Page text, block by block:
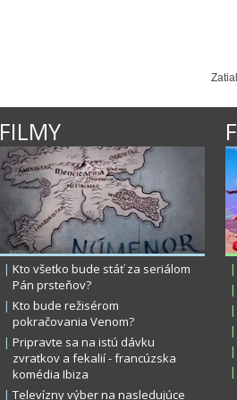
FILMY
| Kto všetko bude stáť za seriálom
Pán prsteňov?
| Kto bude režisérom
pokračovania Venom?
| Pripravte sa na istú dávku
zvratkov a fekalií - francúzska
komédia Ibiza
| Televízny výber na nasledujúce
|
|
|
|
|
|